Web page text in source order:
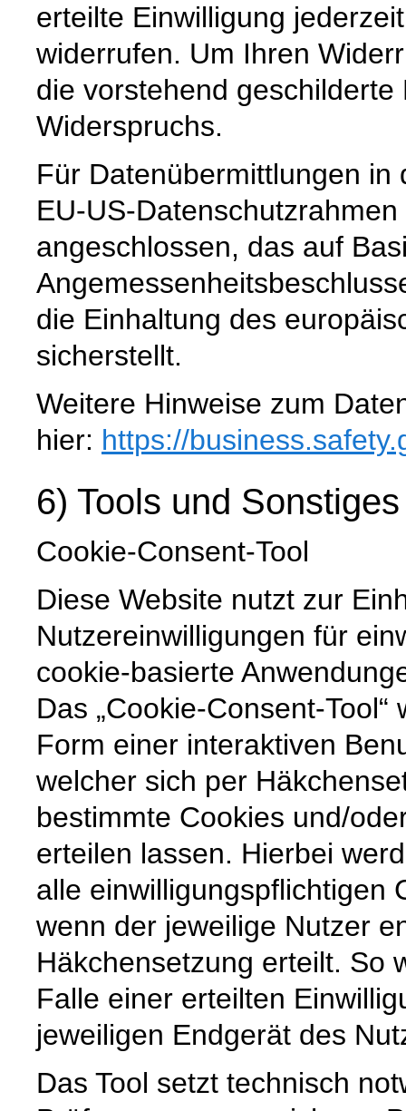
erteilte Einwilligung
widerrufen. Um Ihren
die vorstehend
Widerspruchs.
Für Datenübermittlungen in
EU-US-
angeschlossen, das auf
die Einhaltung des
sicherstellt.
Weitere Hinweise zum
hier: https://
6) Tools und Sonstiges
Cookie-Consent-Tool
Diese Website nutzt zur
Nutzereinwilligungen für
cookie-basierte
Das „Cookie-Consent-
Form einer interaktiven
welcher sich per
bestimmte Cookies und/
erteilen lassen. Hierbei
alle einwilligungspflichtigen
wenn der jeweilige Nutzer
Häkchensetzung erteilt. So
Falle einer erteilten
jeweiligen Endgerät des
Das Tool setzt technisch